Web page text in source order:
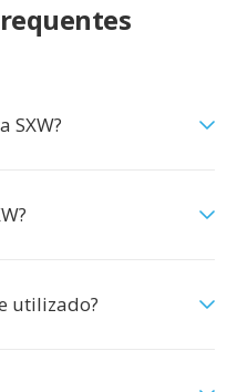
SXW?
utilizado?